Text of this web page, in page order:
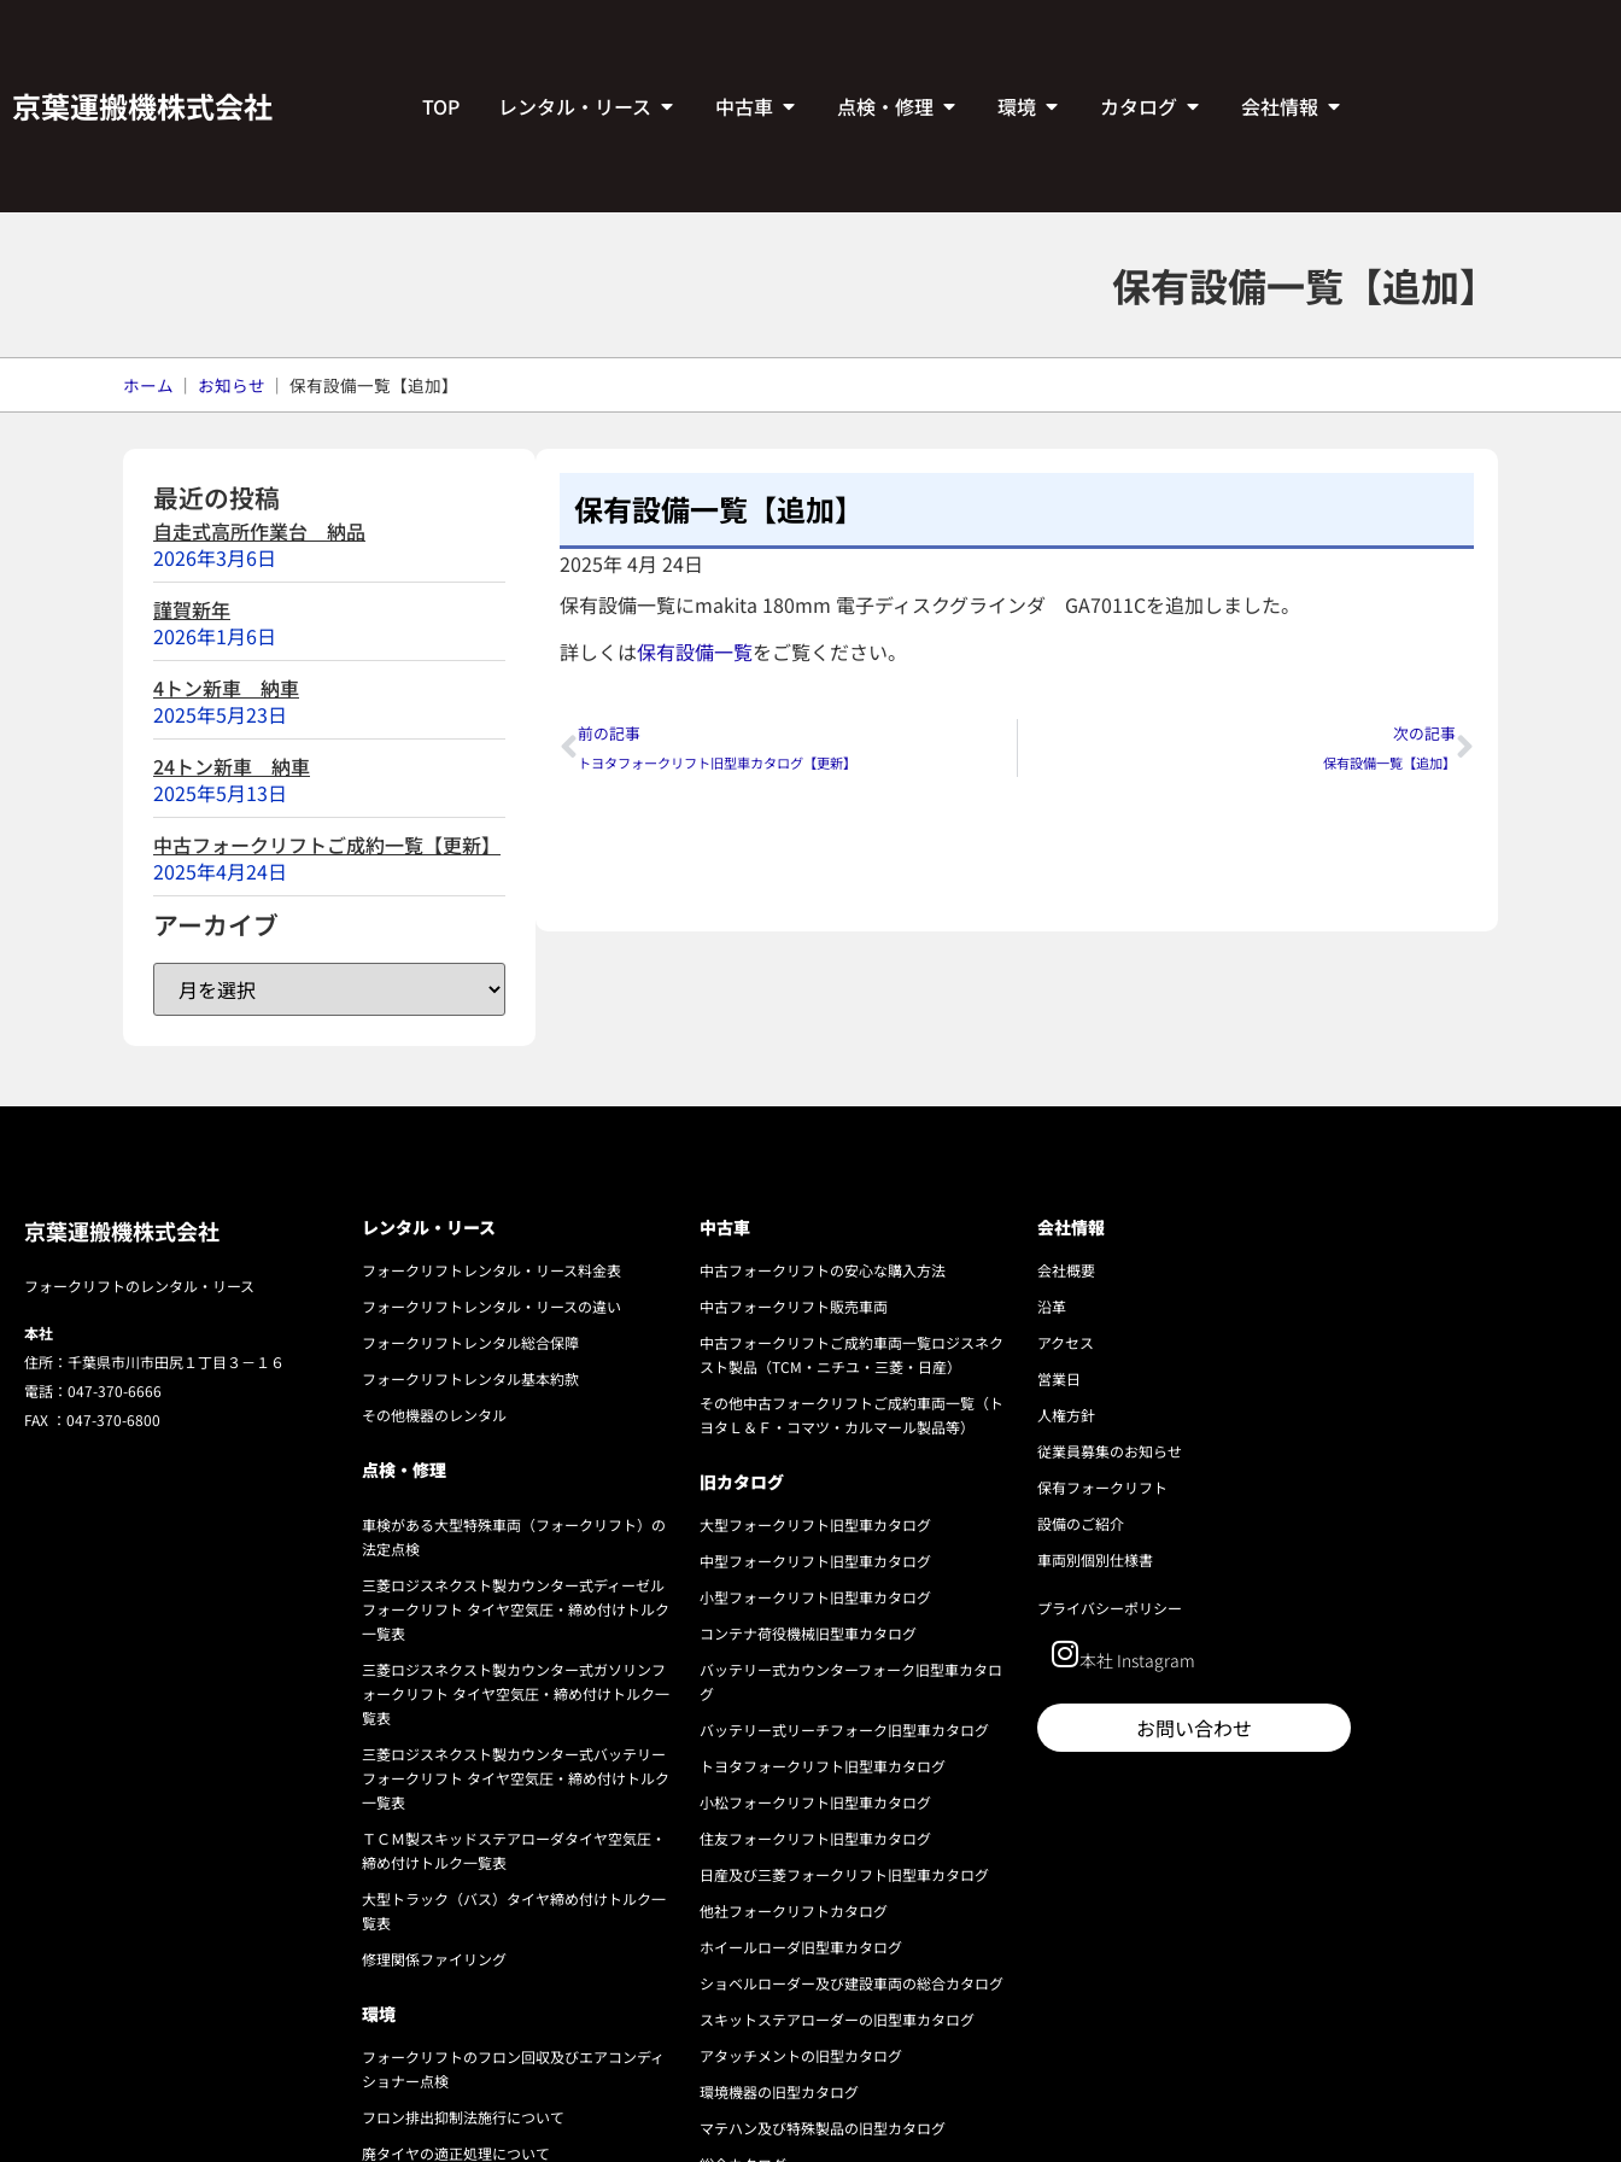
京葉運搬機株式会社 TOP レンタル・リース 中古車 点検・修理 環境 カタログ 会社情報
保有設備一覧【追加】
ホーム ｜ お知らせ ｜ 保有設備一覧【追加】
最近の投稿
自走式高所作業台 納品
2026年3月6日
謹賀新年
2026年1月6日
4トン新車 納車
2025年5月23日
24トン新車 納車
2025年5月13日
中古フォークリフトご成約一覧【更新】
2025年4月24日
アーカイブ
保有設備一覧【追加】
2025年 4月 24日
保有設備一覧にmakita 180mm 電子ディスクグラインダ GA7011Cを追加しました。
詳しくは保有設備一覧をご覧ください。
前の記事
トヨタフォークリフト旧型車カタログ【更新】
次の記事
保有設備一覧【追加】
京葉運搬機株式会社
フォークリフトのレンタル・リース
本社
住所：千葉県市川市田尻１丁目３－１６
電話： 047-370-6666
FAX ： 047-370-6800
レンタル・リース
フォークリフトレンタル・リース料金表
フォークリフトレンタル・リースの違い
フォークリフトレンタル総合保障
フォークリフトレンタル基本約款
その他機器のレンタル
点検・修理
車検がある大型特殊車両（フォークリフト）の
法定点検
三菱ロジスネクスト製カウンター式ディーゼル
フォークリフト タイヤ空気圧・締め付けトルク
一覧表
三菱ロジスネクスト製カウンター式ガソリンフ
ォークリフト タイヤ空気圧・締め付けトルク一
覧表
三菱ロジスネクスト製カウンター式バッテリー
フォークリフト タイヤ空気圧・締め付けトルク
一覧表
ＴＣＭ製スキッドステアローダタイヤ空気圧・
締め付けトルク一覧表
大型トラック（バス）タイヤ締め付けトルク一
覧表
修理関係ファイリング
環境
フォークリフトのフロン回収及びエアコンディ
ショナー点検
フロン排出抑制法施行について
廃タイヤの適正処理について
中古車
中古フォークリフトの安心な購入方法
中古フォークリフト販売車両
中古フォークリフトご成約車両一覧ロジスネク
スト製品（TCM・ニチユ・三菱・日産）
その他中古フォークリフトご成約車両一覧（ト
ヨタＬ＆Ｆ・コマツ・カルマール製品等）
旧カタログ
大型フォークリフト旧型車カタログ
中型フォークリフト旧型車カタログ
小型フォークリフト旧型車カタログ
コンテナ荷役機械旧型車カタログ
バッテリー式カウンターフォーク旧型車カタロ
グ
バッテリー式リーチフォーク旧型車カタログ
トヨタフォークリフト旧型車カタログ
小松フォークリフト旧型車カタログ
住友フォークリフト旧型車カタログ
日産及び三菱フォークリフト旧型車カタログ
他社フォークリフトカタログ
ホイールローダ旧型車カタログ
ショベルローダー及び建設車両の総合カタログ
スキットステアローダーの旧型車カタログ
アタッチメントの旧型カタログ
環境機器の旧型カタログ
マテハン及び特殊製品の旧型カタログ
会社情報
会社概要
沿革
アクセス
営業日
人権方針
従業員募集のお知らせ
保有フォークリフト
設備のご紹介
車両別個別仕様書
プライバシーポリシー
本社 Instagram
お問い合わせ